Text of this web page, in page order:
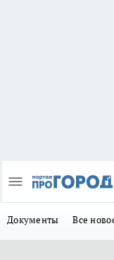
Документы Все